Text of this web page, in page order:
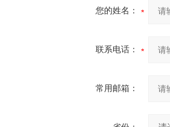
您的姓名：
联系电话：
常用邮箱：